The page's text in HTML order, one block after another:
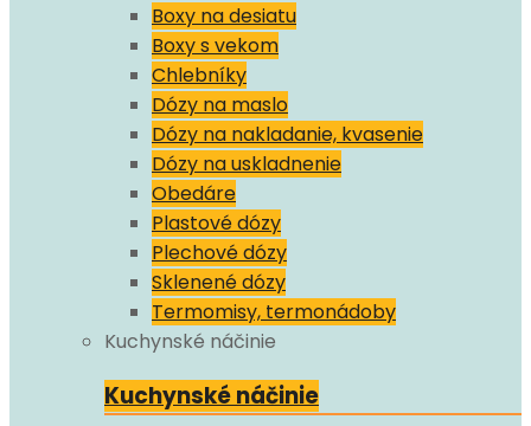
Boxy na desiatu
Boxy s vekom
Chlebníky
Dózy na maslo
Dózy na nakladanie, kvasenie
Dózy na uskladnenie
Obedáre
Plastové dózy
Plechové dózy
Sklenené dózy
Termomisy, termonádoby
Kuchynské náčinie
Kuchynské náčinie